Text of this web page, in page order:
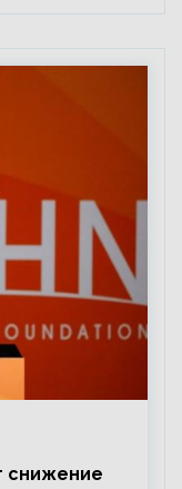
снижение